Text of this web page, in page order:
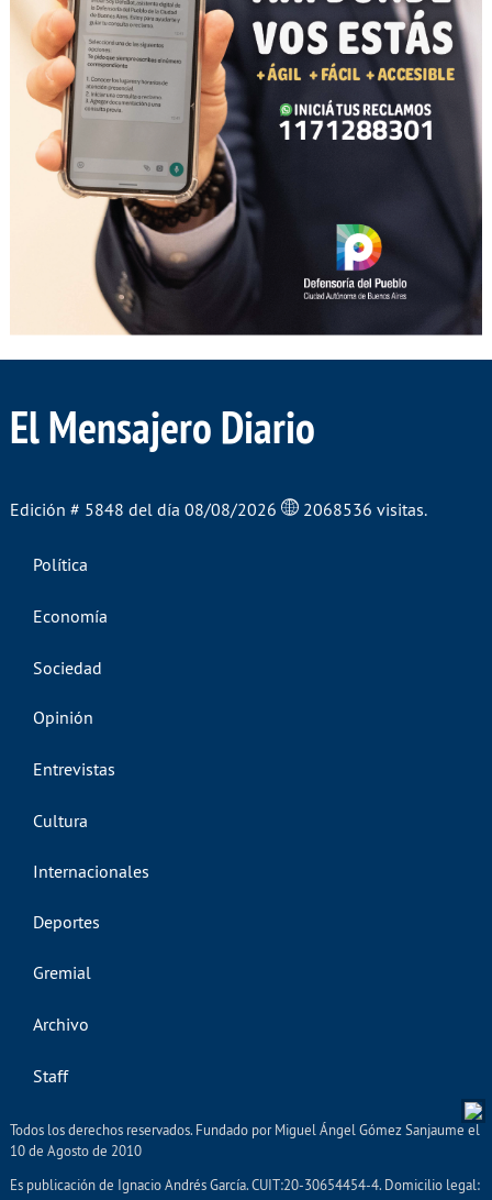
El Mensajero Diario
Edición # 5848 del día 08/08/2026 2068536 visitas.
Política
Economía
Sociedad
Opinión
Entrevistas
Cultura
Internacionales
Deportes
Gremial
Archivo
Staff
Todos los derechos reservados. Fundado por Miguel Ángel Gómez Sanjaume el
10 de Agosto de 2010
Es publicación de Ignacio Andrés García. CUIT:20-30654454-4. Domicilio legal: